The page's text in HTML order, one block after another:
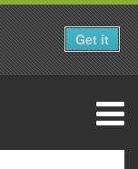
Get it